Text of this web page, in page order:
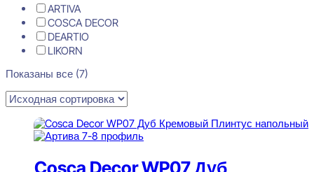
ARTIVA
COSCA DECOR
DEARTIO
LIKORN
Показаны все (7)